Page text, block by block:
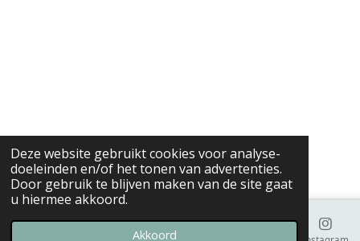
Deze website gebruikt cookies voor analyse-
doeleinden en/of het tonen van advertenties.
Door gebruik te blijven maken van de site gaat
u hiermee akkoord.
Akkoord